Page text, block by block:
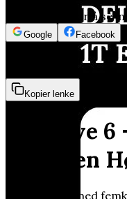
Logg inn for å se
Google Facebook
Kopier lenke
Oppgave
Eksamen
Siri arbeider med